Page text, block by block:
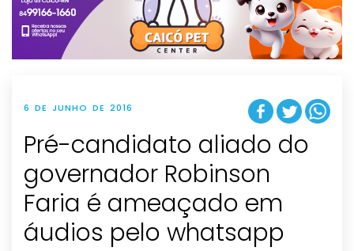
t
i
o
n
6 DE JUNHO DE 2016
Pré-candidato aliado do
governador Robinson
Faria é ameaçado em
áudios pelo whatsapp